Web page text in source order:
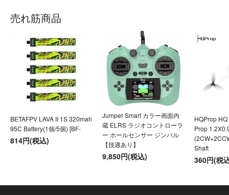
売れ筋商品
BETAFPV LAVA II 1S 320mah
95C Battery(1個/5個) [BF-
814円(税込)
Jumper Smart カラー画面内
蔵 ELRS ラジオコントローラ
ー ホールセンサー ジンバル
【技適あり】
9,850円(税込)
HQProp
Prop
Shaft
360円(税